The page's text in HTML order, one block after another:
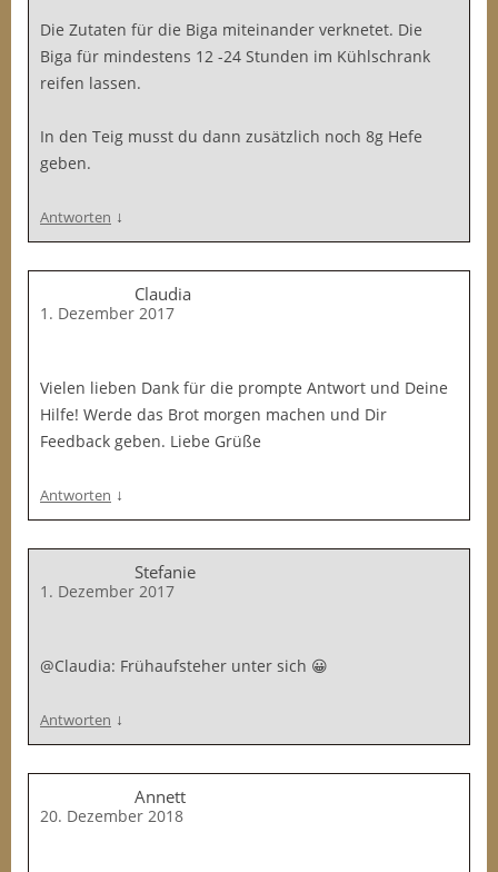
Die Zutaten für die Biga miteinander verknetet. Die
Biga für mindestens 12 -24 Stunden im Kühlschrank
reifen lassen.
In den Teig musst du dann zusätzlich noch 8g Hefe
geben.
Antworten ↓
Claudia
1. Dezember 2017
Vielen lieben Dank für die prompte Antwort und Deine
Hilfe! Werde das Brot morgen machen und Dir
Feedback geben. Liebe Grüße
Antworten ↓
Stefanie
1. Dezember 2017
@Claudia: Frühaufsteher unter sich 😀
Antworten ↓
Annett
20. Dezember 2018